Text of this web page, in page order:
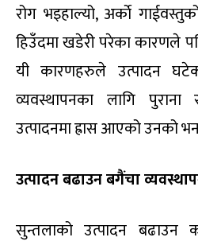
रोग भइहाल्यो, अर्काे
हिउँदमा खडेरी परेका कारणले
यी कारणहरुले उत्पादन
व्यवस्थापनका लागि
उत्पादनमा ह्रास आएको उनको
उत्पादन बढाउन बगैंचा
सुन्तलाको उत्पादन बढाउन